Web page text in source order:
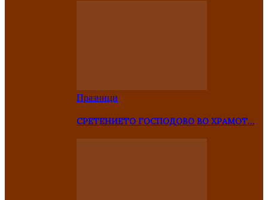
Празници
СРЕТЕНИЕТО ГОСПОДОВО ВО ХРАМОТ…